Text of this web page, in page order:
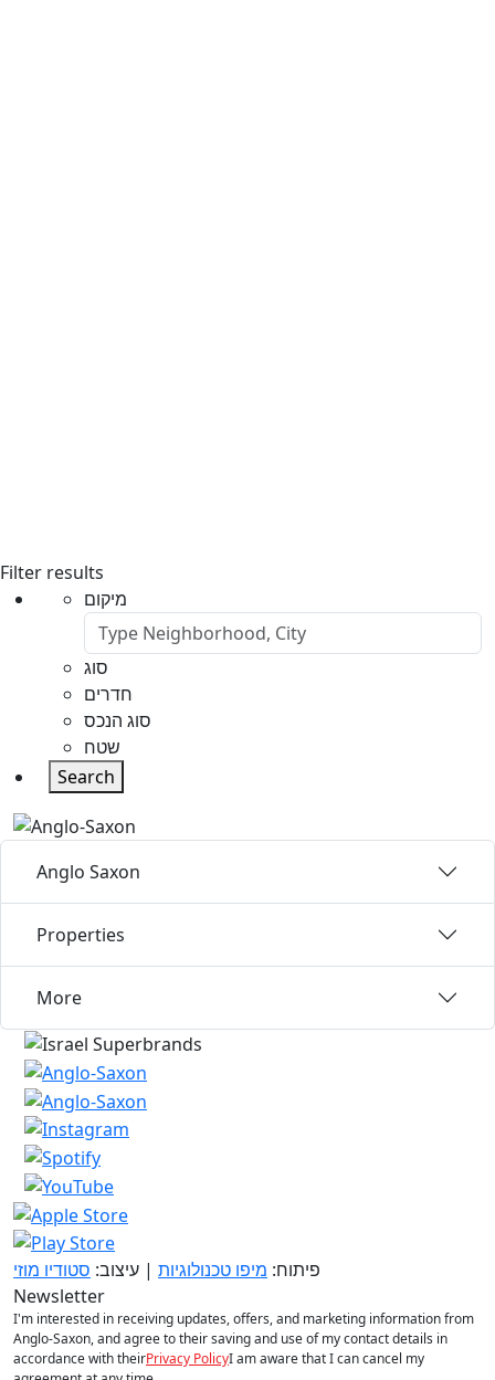
Filter results
מיקום
סוג
חדרים
סוג הנכס
שטח
Search
Anglo Saxon
Properties
More
פיתוח: מיפו טכנולוגיות | עיצוב: סטודיו מוזי
Newsletter
I'm interested in receiving updates, offers, and marketing information from
Anglo-Saxon, and agree to their saving and use of my contact details in
accordance with theirPrivacy PolicyI am aware that I can cancel my